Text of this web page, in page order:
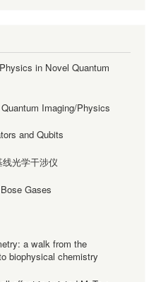
in Novel Quantum
Imaging/Physics
and Qubits
光学干涉仪
Gases
a walk from the
biophysical chemistry